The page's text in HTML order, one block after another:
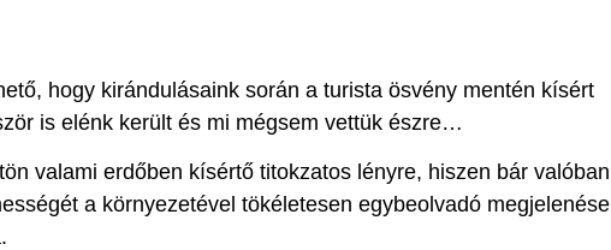
hogy kirándulásaink során a turista ösvény mentén kísért
is elénk került és mi mégsem vettük észre…
valami erdőben kísértő titokzatos lényre, hiszen bár valóban
a környezetével tökéletesen egybeolvadó megjelenése